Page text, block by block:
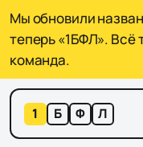
Мы обновили
теперь «1БФЛ». Всё
команда.
1 Б Ф Л